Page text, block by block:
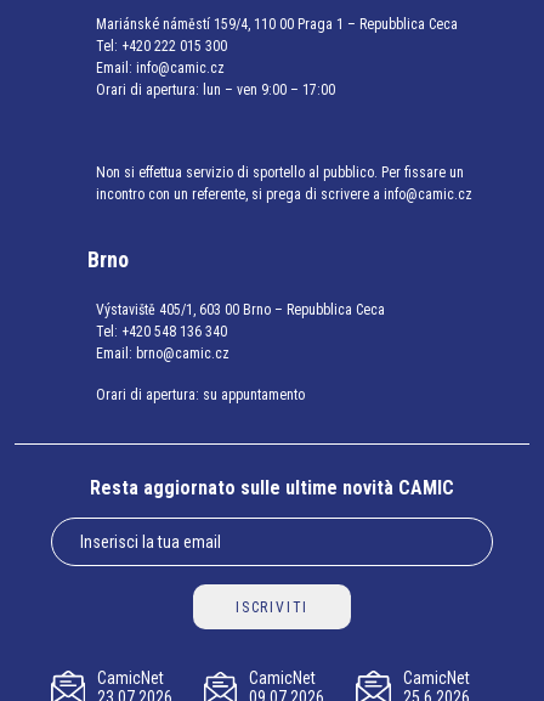
Mariánské náměstí 159/4, 110 00 Praga 1 – Repubblica Ceca
Tel: +420 222 015 300
Email: info@camic.cz
Orari di apertura: lun – ven 9:00 – 17:00
Non si effettua servizio di sportello al pubblico. Per fissare un
incontro con un referente, si prega di scrivere a info@camic.cz
Brno
Výstaviště 405/1, 603 00 Brno – Repubblica Ceca
Tel: +420 548 136 340
Email: brno@camic.cz
Orari di apertura: su appuntamento
Resta aggiornato sulle ultime novità CAMIC
ISCRIVITI
CamicNet
CamicNet
CamicNet